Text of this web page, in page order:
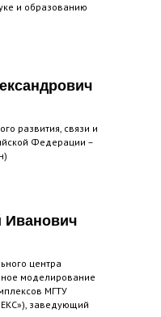
и образованию
развития, связи и
Федерации –
центра
моделирование
МГТУ
заведующий